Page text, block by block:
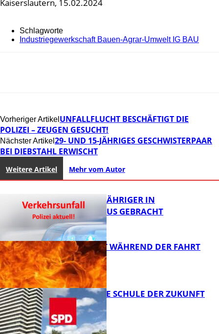
Kaiserslautern, 15.02.2024
Schlagworte
Industriegewerkschaft Bauen-Agrar-Umwelt IG BAU
Vorheriger Artikel UNFALLFLUCHT BESCHÄFTIGT DIE
POLIZEI – ZEUGEN GESUCHT!
Nächster Artikel 29- UND 15-JÄHRIGES GESCHWISTERPAAR
BEI DIEBSTAHL ERWISCHT
Weitere Artikel Mehr vom Autor
FB News
UNFALL: 58-JÄHRIGER IN
KRANKENHAUS GEBRACHT
FB News
AUTO FÄNGT WÄHREND DER FAHRT
FEUER
WIE SIEHT DIE SCHULE DER ZUKUNFT
AUS?